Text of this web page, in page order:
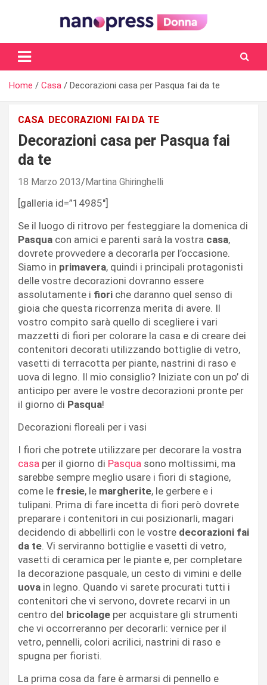
Il magazine femminile di Nanopress.it
Home Casa Decorazioni casa per Pasqua fai da te
CASA DECORAZIONI FAI DA TE
Decorazioni casa per Pasqua fai
da te
18 Marzo 2013 Martina Ghiringhelli
[galleria id=”14985″]
Se il luogo di ritrovo per festeggiare la domenica di
Pasqua con amici e parenti sarà la vostra casa,
dovrete provvedere a decorarla per l’occasione.
Siamo in primavera, quindi i principali protagonisti
delle vostre decorazioni dovranno essere
assolutamente i fiori che daranno quel senso di
gioia che questa ricorrenza merita di avere. Il
vostro compito sarà quello di scegliere i vari
mazzetti di fiori per colorare la casa e di creare dei
contenitori decorati utilizzando bottiglie di vetro,
vasetti di terracotta per piante, nastrini di raso e
uova di legno. Il mio consiglio? Iniziate con un po’ di
anticipo per avere le vostre decorazioni pronte per
il giorno di Pasqua!
Decorazioni floreali per i vasi
I fiori che potrete utilizzare per decorare la vostra
casa per il giorno di Pasqua sono moltissimi, ma
sarebbe sempre meglio usare i fiori di stagione,
come le fresie, le margherite, le gerbere e i
tulipani. Prima di fare incetta di fiori però dovrete
preparare i contenitori in cui posizionarli, magari
decidendo di abbellirli con le vostre decorazioni fai
da te. Vi serviranno bottiglie e vasetti di vetro,
vasetti di ceramica per le piante e, per completare
la decorazione pasquale, un cesto di vimini e delle
uova in legno. Quando vi sarete procurati tutti i
contenitori che vi servono, dovrete recarvi in un
centro del bricolage per acquistare gli strumenti
che vi occorreranno per decorarli: vernice per il
vetro, pennelli, colori acrilici, nastrini di raso e
spugna per fioristi.
La prima cosa da fare è armarsi di pennello e